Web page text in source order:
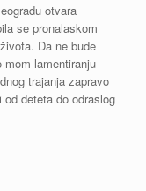
otvara
se pronalaskom
Da ne bude
lamentiranju
trajanja zapravo
deteta do odraslog